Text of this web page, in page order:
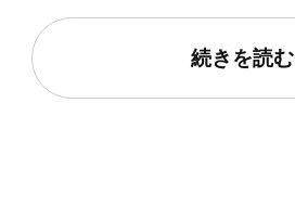
続きを読む